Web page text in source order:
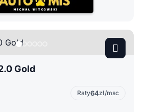
Gold
Raty64zł/msc